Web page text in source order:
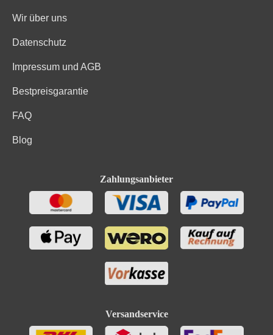
Wir über uns
Datenschutz
Impressum und AGB
Bestpreisgarantie
FAQ
Blog
Zahlungsanbieter
Versandservice